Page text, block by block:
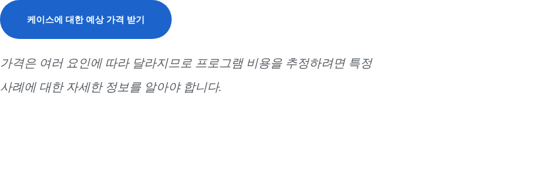
케이스에 대한 예상 가격 받기
가격은 여러 요인에 따라 달라지므로 프로그램 비용을 추정하려면 특정
사례에 대한 자세한 정보를 알아야 합니다.